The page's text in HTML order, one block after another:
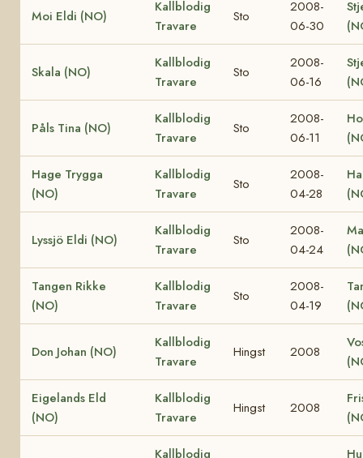
Moi Eldi (NO)
Kallblodig
Travare
Sto
2008-
06-30
Skala (NO)
Kallblodig
Travare
Sto
2008-
06-16
Påls Tina (NO)
Kallblodig
Travare
Sto
2008-
06-11
Hage Trygga
(NO)
Kallblodig
Travare
Sto
2008-
04-28
Lyssjö Eldi (NO)
Kallblodig
Travare
Sto
2008-
04-24
Tangen Rikke
(NO)
Kallblodig
Travare
Sto
2008-
04-19
Don Johan (NO)
Kallblodig
Travare
Hingst 2008
Eigelands Eld
(NO)
Kallblodig
Travare
Hingst 2008
Kallblodig